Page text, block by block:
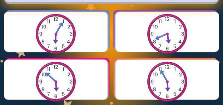
Показати більше
НАВЧАЛЬНИЙ ПЛАН
Select curriculum